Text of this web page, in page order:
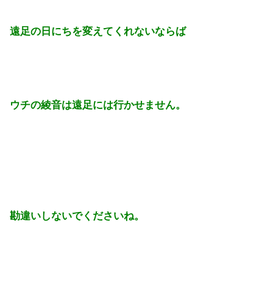
遠足の日にちを変えてくれないならば
ウチの綾音は遠足には行かせません。
勘違いしないでくださいね。